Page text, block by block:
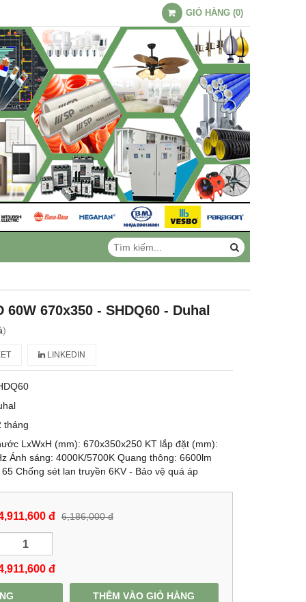
GIỎ HÀNG (0)
670x350 - SHDQ60 - Duhal
)
LINKEDIN
tháng
LxWxH (mm): 670x350x250 KT lắp đặt (mm):
Ánh sáng: 4000K/5700K Quang thông: 6600lm
Chống sét lan truyền 6KV - Bảo vệ quá áp
đ 6,186,000 đ
đ
THÊM VÀO GIỎ HÀNG